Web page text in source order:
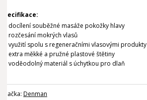
Specifikace:
docílení souběžné masáže pokožky hlavy
rozčesání mokrých vlasů
využití spolu s regeneračními vlasovými produkty
extra měkké a pružné plastové štětiny
voděodolný materiál s úchytkou pro dlaň
Značka: Denman